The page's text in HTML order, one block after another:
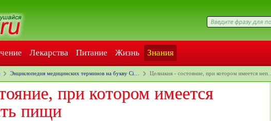
Лекарства Питание Жизнь Знания
Энциклопедия медицинских терминов на букву Ci… Целиакия - состояние, при котором имеется неп…
при котором имеется
пищи